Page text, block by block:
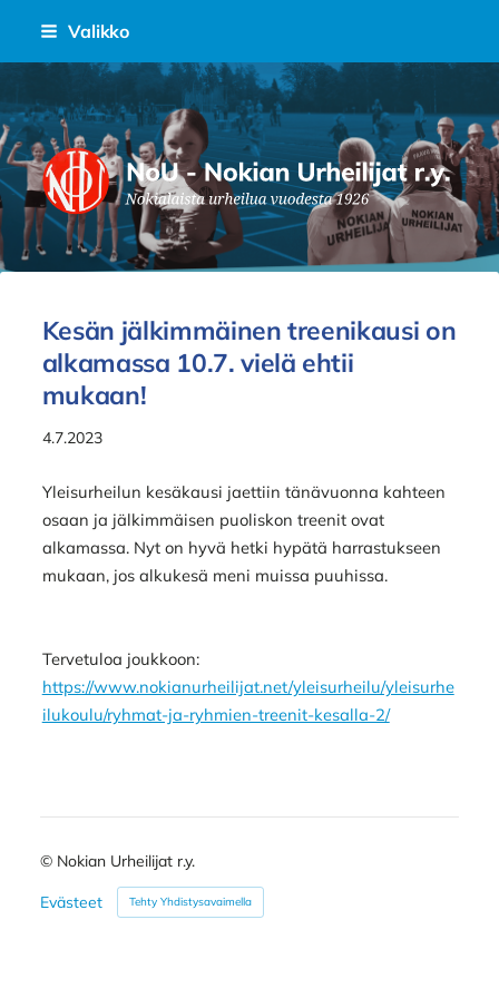
Siirry
sisältöön
Valikko
Nokian Urheilijat Ry.
Kesän jälkimmäinen treenikausi on
alkamassa 10.7. vielä ehtii
mukaan!
4.7.2023
Yleisurheilun kesäkausi jaettiin tänävuonna kahteen
osaan ja jälkimmäisen puoliskon treenit ovat
alkamassa. Nyt on hyvä hetki hypätä harrastukseen
mukaan, jos alkukesä meni muissa puuhissa.
Tervetuloa joukkoon:
https://www.nokianurheilijat.net/yleisurheilu/yleisurhe
ilukoulu/ryhmat-ja-ryhmien-treenit-kesalla-2/
© Nokian Urheilijat r.y.
Evästeet Tehty Yhdistysavaimella